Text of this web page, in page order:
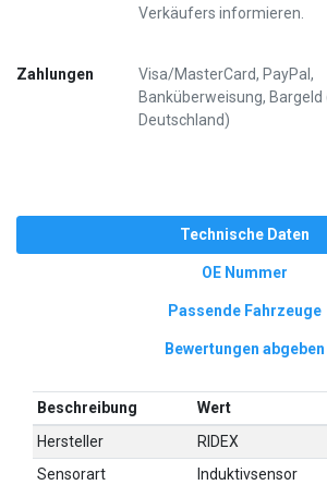
Verkäufers informieren.
Zahlungen
Visa/MasterCard, PayPal,
Banküberweisung, Bargeld
Deutschland)
Technische Daten
OE Nummer
Passende Fahrzeuge
Bewertungen abgeben
Beschreibung
Wert
Hersteller
RIDEX
Sensorart
Induktivsensor